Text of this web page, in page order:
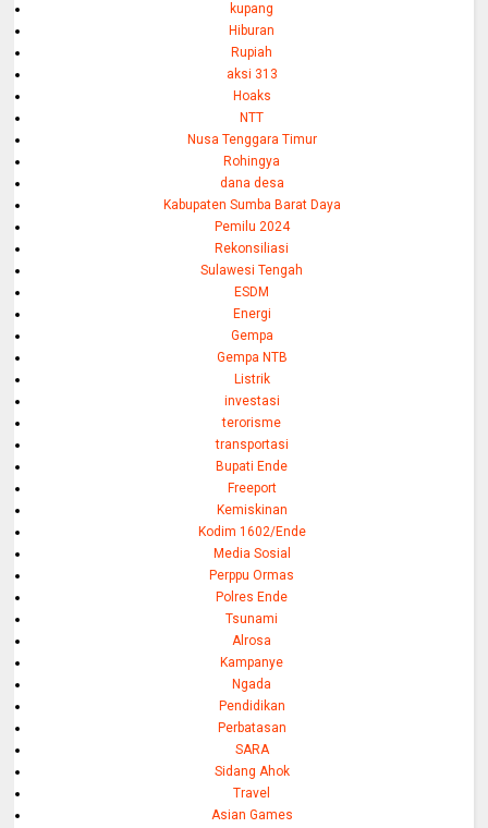
kupang
Hiburan
Rupiah
aksi 313
Hoaks
NTT
Nusa Tenggara Timur
Rohingya
dana desa
Kabupaten Sumba Barat Daya
Pemilu 2024
Rekonsiliasi
Sulawesi Tengah
ESDM
Energi
Gempa
Gempa NTB
Listrik
investasi
terorisme
transportasi
Bupati Ende
Freeport
Kemiskinan
Kodim 1602/Ende
Media Sosial
Perppu Ormas
Polres Ende
Tsunami
Alrosa
Kampanye
Ngada
Pendidikan
Perbatasan
SARA
Sidang Ahok
Travel
Asian Games